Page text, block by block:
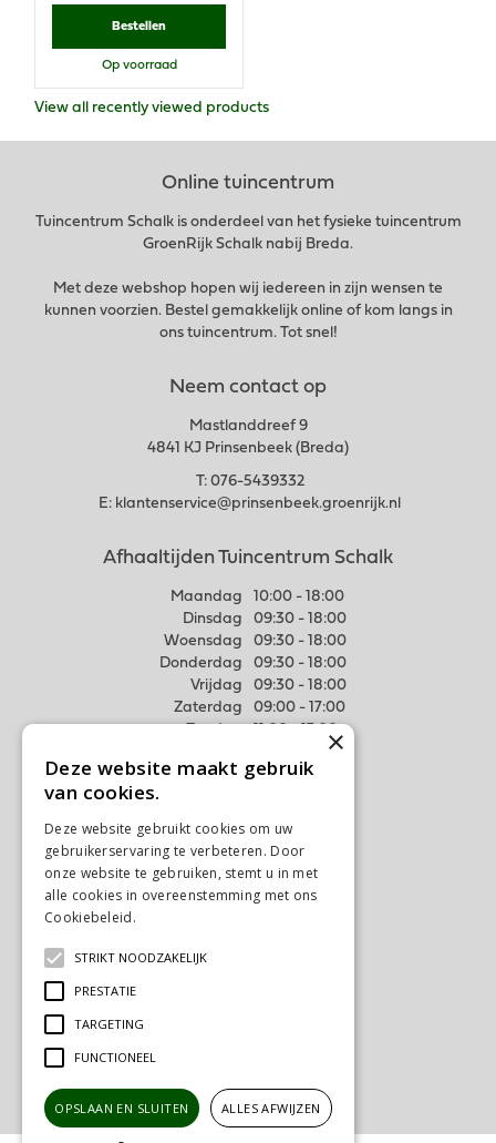
Bestellen
Op voorraad
View all recently viewed products
Online tuincentrum
Tuincentrum Schalk is onderdeel van het fysieke tuincentrum
GroenRijk Schalk nabij Breda.
Met deze webshop hopen wij iedereen in zijn wensen te
kunnen voorzien. Bestel gemakkelijk online of kom langs in
ons tuincentrum. Tot snel!
Neem contact op
Mastlanddreef 9
4841 KJ Prinsenbeek (Breda)
T: 076-5439332
E: klantenservice@prinsenbeek.groenrijk.nl
Afhaaltijden Tuincentrum Schalk
Maandag
10:00 - 18:00
Dinsdag
09:30 - 18:00
Woensdag
09:30 - 18:00
Donderdag
09:30 - 18:00
Vrijdag
09:30 - 18:00
Zaterdag
09:00 - 17:00
Meer weten
Algemene voorwaarden
Privacy Statement
Disclaimer
×
Deze website maakt gebruik
van cookies.
Deze website gebruikt cookies om uw
gebruikerservaring te verbeteren. Door
onze website te gebruiken, stemt u in met
alle cookies in overeenstemming met ons
Cookiebeleid.
STRIKT NOODZAKELIJK
PRESTATIE
TARGETING
FUNCTIONEEL
OPSLAAN EN SLUITEN ALLES AFWIJZEN